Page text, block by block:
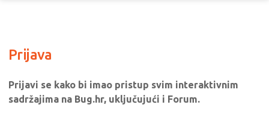
Prijava
Prijavi se kako bi imao pristup svim interaktivnim
sadržajima na Bug.hr, uključujući i Forum.